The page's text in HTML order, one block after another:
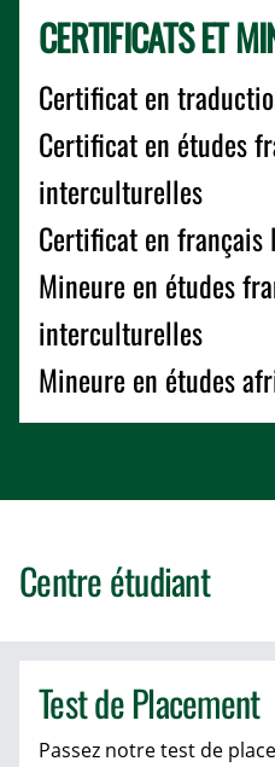
CERTIFICATS ET
Certificat en
Certificat en études
interculturelles
Certificat en français
Mineure en études
interculturelles
Mineure en études
Centre étudiant
Test de Placement
Passez notre test de